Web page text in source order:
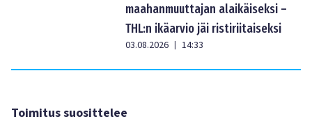
maahanmuuttajan alaikäiseksi –
THL:n ikäarvio jäi ristiriitaiseksi
03.08.2026 | 14:33
Toimitus suosittelee